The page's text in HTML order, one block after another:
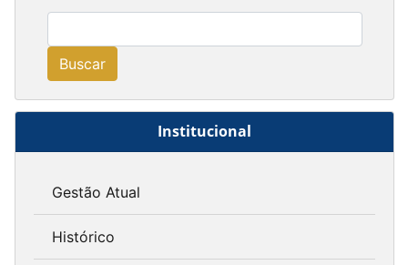
Buscar
Institucional
Gestão Atual
Histórico